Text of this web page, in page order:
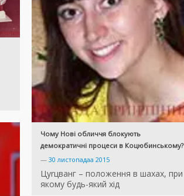
Чому Нові обличчя блокують
демократичні процеси в Коцюбинському?
— 30 листопадаа 2015
Цуrцванг – положення в шахах, при
якому будь-який хід